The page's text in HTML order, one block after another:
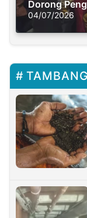
Dorong
Solusi Krisis
04/07/2026